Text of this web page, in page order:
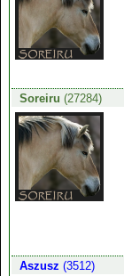
Soreiru (27284)
Aszusz (3512)